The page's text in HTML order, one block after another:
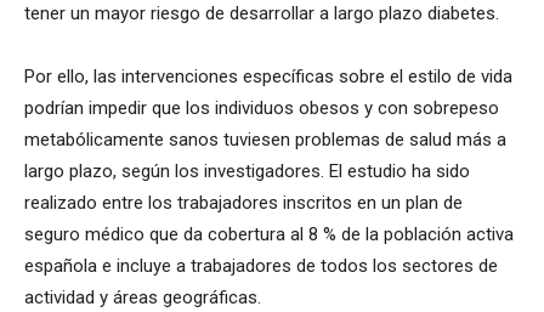
tener un mayor riesgo de desarrollar a largo plazo diabetes.
Por ello, las intervenciones específicas sobre el estilo de vida
podrían impedir que los individuos obesos y con sobrepeso
metabólicamente sanos tuviesen problemas de salud más a
largo plazo, según los investigadores. El estudio ha sido
realizado entre los trabajadores inscritos en un plan de
seguro médico que da cobertura al 8 % de la población activa
española e incluye a trabajadores de todos los sectores de
actividad y áreas geográficas.